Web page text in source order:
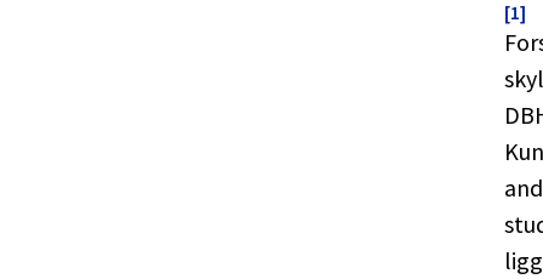
[1]